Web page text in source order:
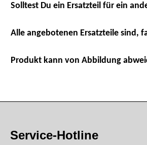
Solltest Du ein Ersatzteil für ein
Alle angebotenen Ersatzteile sind,
Produkt kann von Abbildung
Service-Hotline